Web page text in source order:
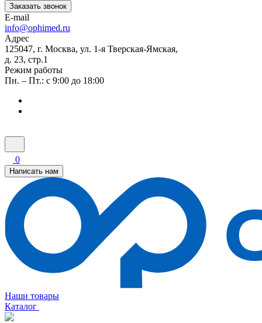
Заказать звонок
E-mail
info@ophimed.ru
Адрес
125047, г. Москва, ул. 1-я Тверская-Ямская,
д. 23, стр.1
Режим работы
Пн. – Пт.: с 9:00 до 18:00
0
Написать нам
Наши товары
Каталог